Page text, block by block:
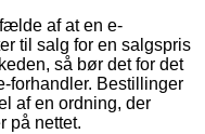
af at en e-
til salg for en salgspris
så bør det for det
forhandler. Bestillinger
af en ordning, der
på nettet.